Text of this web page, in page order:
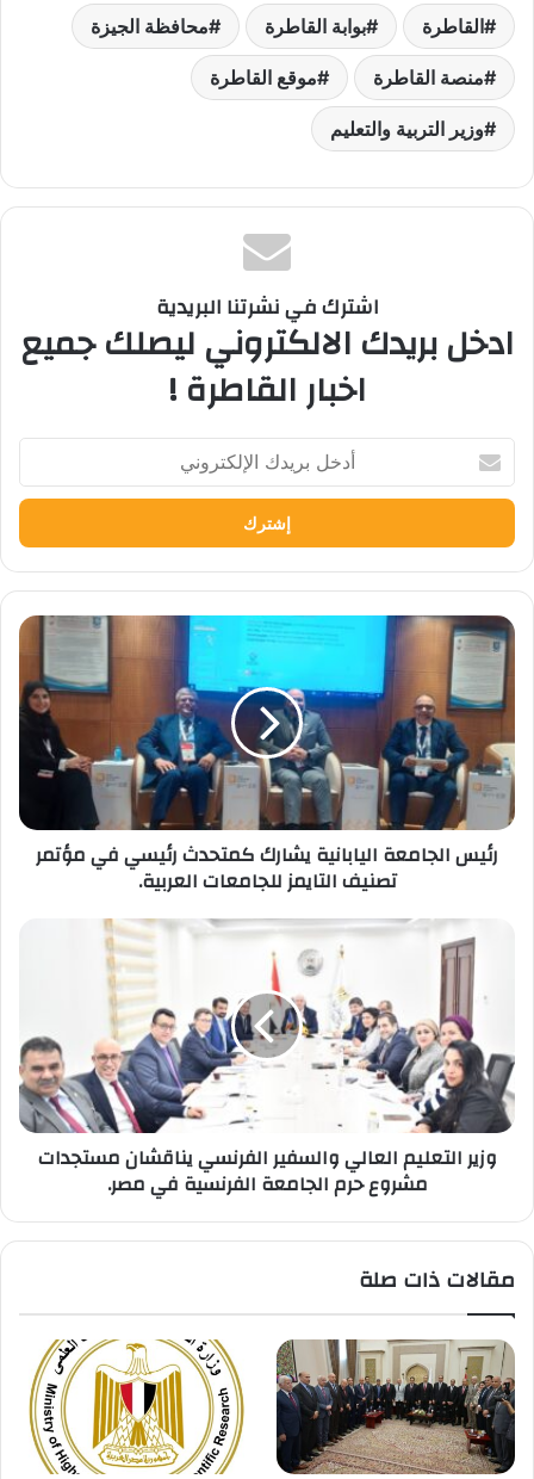
القاطرة بوابة القاطرة محافظة الجيزة
منصة القاطرة موقع القاطرة
وزير التربية والتعليم
اشترك في نشرتنا البريدية
ادخل بريدك الالكتروني ليصلك جميع
اخبار القاطرة !
بريدك
الإلكتروني
رئيس
الجامعة
اليابانية
يشارك
رئيسي
في
مؤتمر
تصنيف
التايمز
رئيس الجامعة اليابانية يشارك كمتحدث رئيسي في مؤتمر
تصنيف التايمز للجامعات العربية.
التعليم
والسفير
الفرنسي
يناقشان
مستجدات
مشروع
حرم
الجامعة
وزير التعليم العالي والسفير الفرنسي يناقشان مستجدات
مشروع حرم الجامعة الفرنسية في مصر.
مقالات ذات صلة